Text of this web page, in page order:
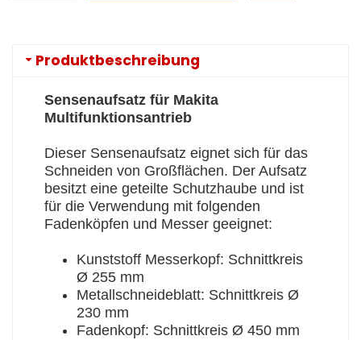
Produktbeschreibung
Sensenaufsatz für Makita
Multifunktionsantrieb
Dieser Sensenaufsatz eignet sich für das
Schneiden von Großflächen. Der Aufsatz
besitzt eine geteilte Schutzhaube und ist
für die Verwendung mit folgenden
Fadenköpfen und Messer geeignet:
Kunststoff Messerkopf: Schnittkreis
Ø 255 mm
Metallschneideblatt: Schnittkreis Ø
230 mm
Fadenkopf: Schnittkreis Ø 450 mm